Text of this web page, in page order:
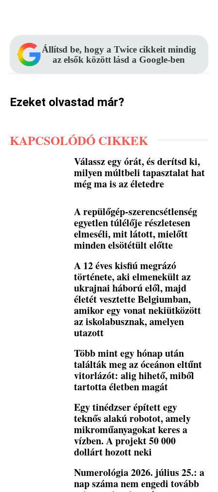
Állítsd be, hogy a Twice cikkeit mindig
az elsők között lásd a Google-ben
Ezeket olvastad már?
KAPCSOLÓDÓ CIKKEK
Válassz egy órát, és derítsd ki,
milyen múltbeli tapasztalat hat
még ma is az életedre
A repülőgép-szerencsétlenség
egyetlen túlélője részletesen
elmeséli, mit látott, mielőtt
minden elsötétült előtte
A 12 éves kisfiú megrázó
története, aki elmenekült az
ukrajnai háború elől, majd
életét vesztette Belgiumban,
amikor egy vonat nekiütközött
az iskolabusznak, amelyen
utazott
Több mint egy hónap után
találták meg az óceánon eltűnt
vitorlázót: alig hihető, miből
tartotta életben magát
Egy tinédzser épített egy
teknős alakú robotot, amely
mikroműanyagokat keres a
vízben. A projekt 50 000
dollárt hozott neki
Numerológia 2026. július 25.: a
nap száma nem engedi tovább